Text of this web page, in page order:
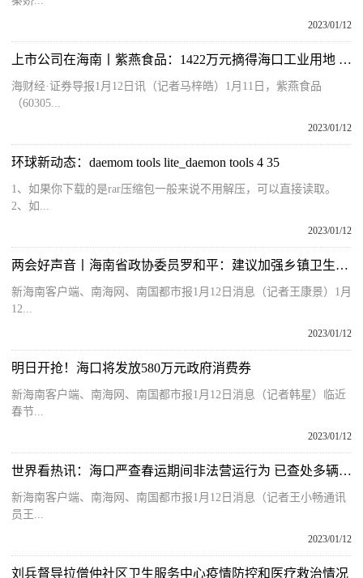
2023/01/12
上市公司在海南丨紫燕食品：1422万元摘得海口工业用地 将投建食品加工生产基地
海财经·证券导报1月12日讯（记者马梓皓）1月11日，紫燕食品
（60305...
2023/01/12
环球新动态：daemom tools lite_daemon tools 4 35
1、如果你下载的是rar压缩包一般来说不用解压，可以直接读取。
2、如...
2023/01/12
两会好声音丨海南省政协委员罗和平：建议加强乡镇卫生院基本医疗能力建设
新海南客户端、南海网、南国都市报1月12日消息（记者王康景）1月
12...
2023/01/12
明日开抢！海口将发放580万元政府消费券
新海南客户端、南海网、南国都市报1月12日消息（记者韩星）临近
春节...
2023/01/12
世界看热讯：海口严查春运期间非法营运行为 已查处多辆“黑车”
新海南客户端、南海网、南国都市报1月12日消息（记者王小畅通讯
员王...
2023/01/12
刘兵督导拉僧仲社区卫生服务中心疫情防控和医疗救治情况